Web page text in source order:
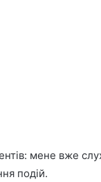
мене вже
подій.